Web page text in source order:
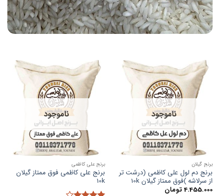
ناموجود
برنج گیلان
برنج دم لول علی کاظمی (درشت تر
از سرلاشه )فوق ممتاز گیلان 10k
4.455.000 تومان
ناموجود
برنج علی کاظمی
برنج علی کاظمی فوق ممتاز گیلان
10k